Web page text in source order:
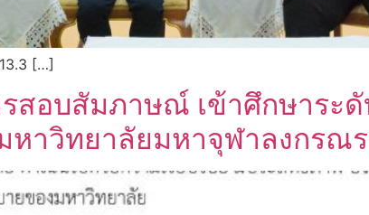
[…]
รสอบ​สัมภาษณ์ เข้าศึกษาร
าวิทยาลัยมหาจุฬาลงกรณ